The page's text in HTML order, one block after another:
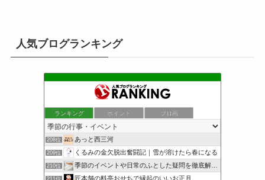
人気ブログランキング
ランキング ポイント ブロ画
208位 あっと西三河
209位 くるみの金欠脱出奮闘記｜雪が溶けたら春になる
210位 季節のイベントや日常のふとした疑問を徹底解説！
匠本舗の料亭おせちで縁起のいいお正月